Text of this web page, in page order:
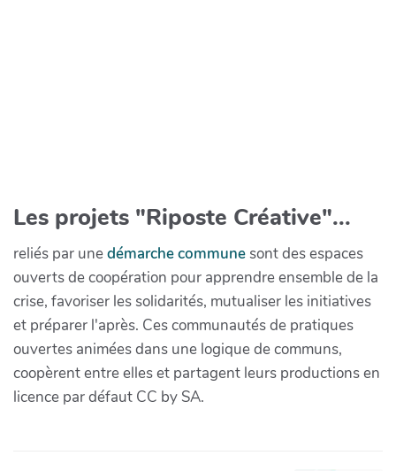
Les projets "Riposte Créative"...
reliés par unedémarche communesont des espaces
ouverts de coopération pour apprendre ensemble de la
crise, favoriser les solidarités, mutualiser les initiatives
et préparer l'après. Ces communautés de pratiques
ouvertes animées dans une logique de communs,
coopèrent entre elles et partagent leurs productions en
licence par défaut CC by SA.